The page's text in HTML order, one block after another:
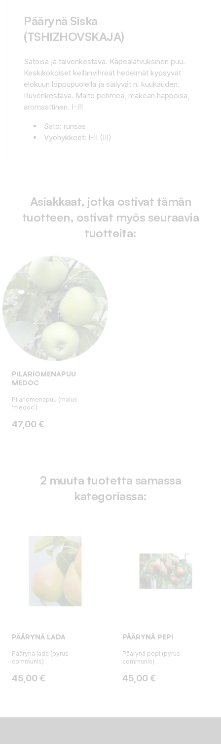
Päärynä Siska
(TSHIZHOVSKAJA)
Satoisa ja talvenkestävä. Kapealatvuksinen puu.
Keskikokoiset kellanvihreät hedelmät kypsyvät
elokuun loppupuolella ja säilyvät n. kuukauden.
Ruvenkestävä. Malto pehmeä, makean happoisa,
aromaattinen. I-III
Sato: runsas
Vyöhykkeet: I-II (III)
Asiakkaat, jotka ostivat tämän
tuotteen, ostivat myös seuraavia
tuotteita:
PILARIOMENAPUU
MEDOC
Pilariomenapuu (malus
'medoc')
Hinta
47,00 €
2 muuta tuotetta samassa
kategoriassa:
PÄÄRYNÄ LADA
Päärynä lada (pyrus
communis)
Hinta
45,00 €
PÄÄRYNÄ PEPI
Päärynä pepi (pyrus
communis)
Hinta
45,00 €